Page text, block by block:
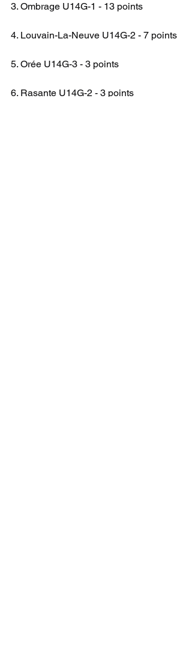
3. Ombrage U14G-1 - 13 points
4. Louvain-La-Neuve U14G-2 - 7 points
5. Orée U14G-3 - 3 points
6. Rasante U14G-2 - 3 points